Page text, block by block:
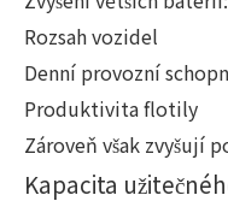
Rozsah vozidel
Denní provozní
Produktivita flotily
Zároveň však zvyšují
Kapacita